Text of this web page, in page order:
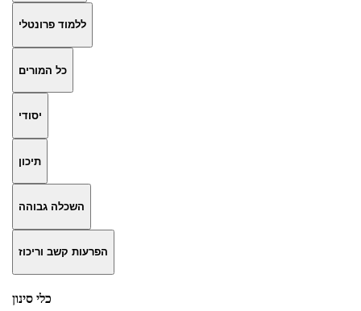
ללמוד פרונטלי
כל המורים
יסודי
תיכון
השכלה גבוהה
הפרעות קשב וריכוז
כלי סינון